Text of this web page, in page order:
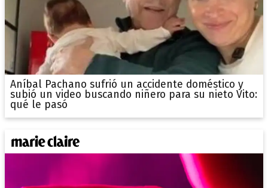
Aníbal Pachano sufrió un accidente doméstico y
subió un video buscando niñero para su nieto Vito:
qué le pasó